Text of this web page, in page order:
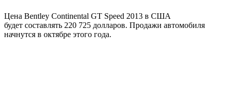
Цена Bentley Continental GT Speed 2013 в США
будет составлять 220 725 долларов. Продажи автомобиля
начнутся в октябре этого года.